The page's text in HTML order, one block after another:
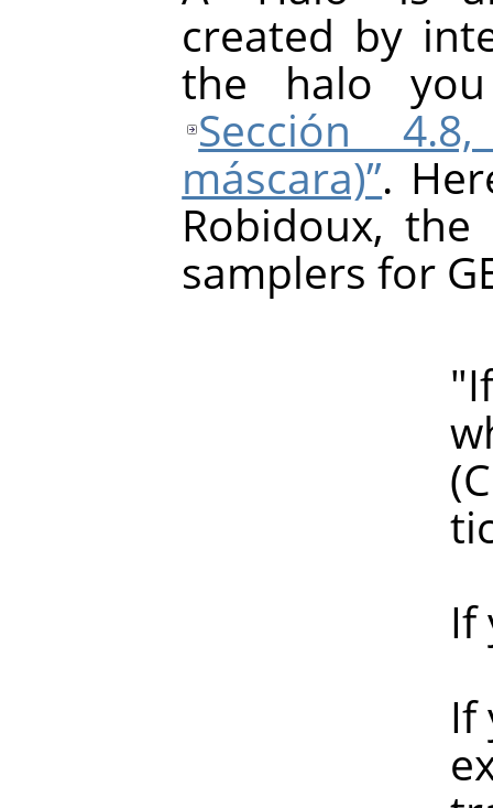
created by
the halo
Sección
máscara)”.
Robidoux,
samplers for
"If
which
(Clearly,
If you
If your